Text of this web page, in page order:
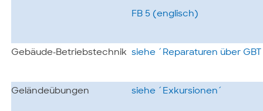
FB 5 (englisch)
Gebäude-Betriebstechnik siehe ´Reparaturen über
Geländeübungen siehe ´Exkursionen´